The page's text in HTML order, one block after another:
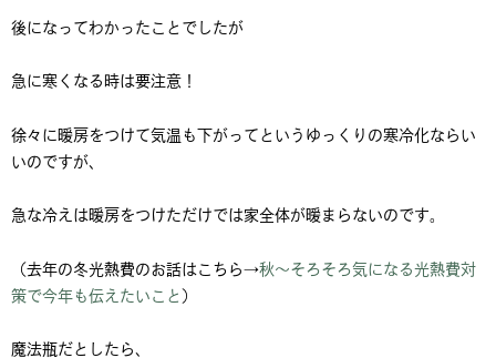
後になってわかったことでしたが
急に寒くなる時は要注意！
徐々に暖房をつけて気温も下がってというゆっくりの寒冷化ならい
いのですが、
急な冷えは暖房をつけただけでは家全体が暖まらないのです。
（去年の冬光熱費のお話はこちら→秋～そろそろ気になる光熱費対
策で今年も伝えたいこと）
魔法瓶だとしたら、